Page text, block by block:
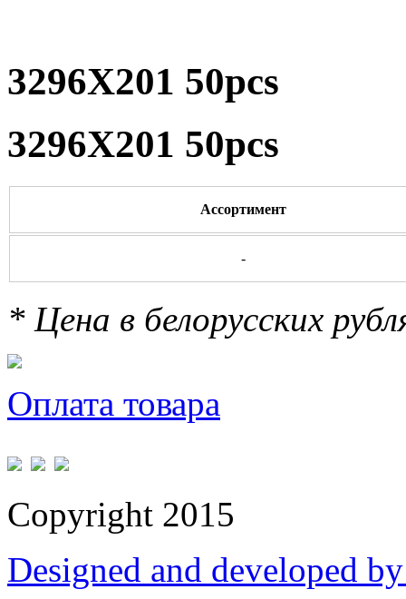
3296X201 50pcs
3296X201 50pcs
Ассортимент
-
* Цена в белорусских
Оплата товара
Copyright 2015
Designed and developed